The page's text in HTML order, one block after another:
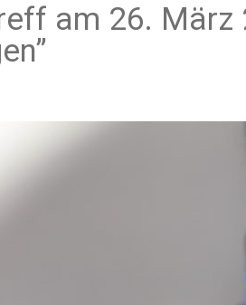
am 26. März